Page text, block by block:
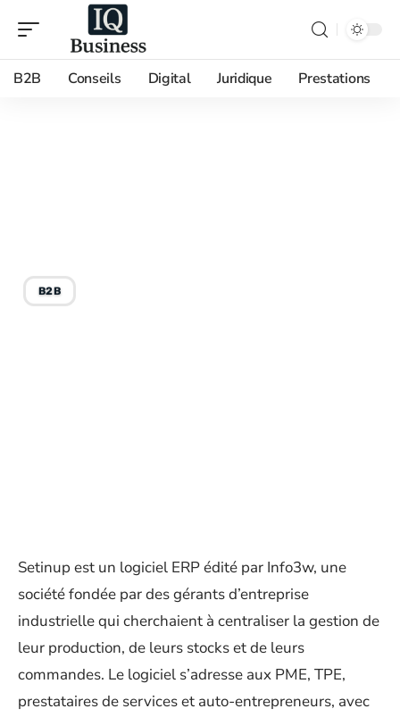
B2B Conseils Digital Juridique Prestations
B2B
Setinup est un logiciel ERP édité par Info3w, une
société fondée par des gérants d’entreprise
industrielle qui cherchaient à centraliser la gestion de
leur production, de leurs stocks et de leurs
commandes. Le logiciel s’adresse aux PME, TPE,
prestataires de services et auto-entrepreneurs, avec